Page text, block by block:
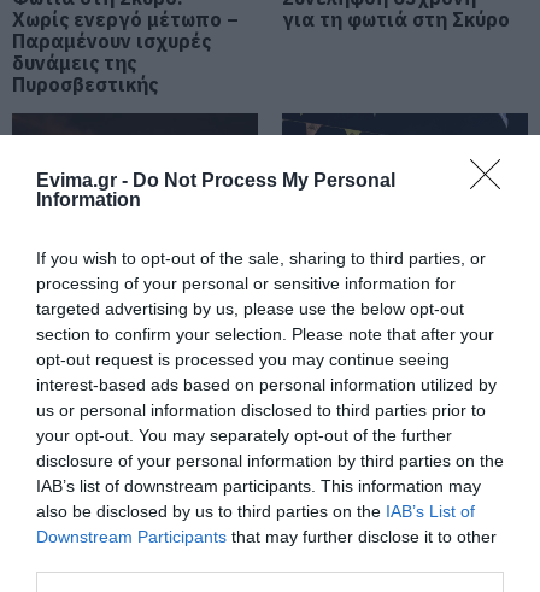
Evima.gr - Do Not Process My Personal
Information
If you wish to opt-out of the sale, sharing to third parties, or
processing of your personal or sensitive information for
targeted advertising by us, please use the below opt-out
section to confirm your selection. Please note that after your
opt-out request is processed you may continue seeing
interest-based ads based on personal information utilized by
us or personal information disclosed to third parties prior to
your opt-out. You may separately opt-out of the further
disclosure of your personal information by third parties on the
IAB’s list of downstream participants. This information may
also be disclosed by us to third parties on the IAB’s List of
Downstream Participants that may further disclose it to other
06.08.2026 | 20:40
Ο λόγος που τηγανίζουμε ψάρια
του Σωτήρος – Πως θα κάνετε το
Θρήνος στην Εύβοια: Έφυγε από
τροχαίο με αγριογούρουνο
06.08.2026 | 20:20
Νέο σοβαρό τροχαίο στην Εύβοια:
Τούμπαρε αυτοκίνητο
06.08.2026 | 20:00
Έσπασαν πιάτα στο κεφάλι του
Αταμάν – Βίντεο από τη Σύμη
06.08.2026 | 19:40
Χωρίς ενεργό μέτωπο –
Παραμένουν ισχυρές
δυνάμεις της
Πυροσβεστικής
για τη φωτιά στη Σκύρο
Φωτιά στη Σκύρο:
Δύσκολη νύχτα για την
Καλαμίτσα – Νέες
εικόνες και βίντεο
Εύβοια: Με κατάνυξη
και πλήθος κόσμου η
μεγάλη γιορτή στους
Ωρεούς – Παρών ο
Θανάσης Ζεμπίλης